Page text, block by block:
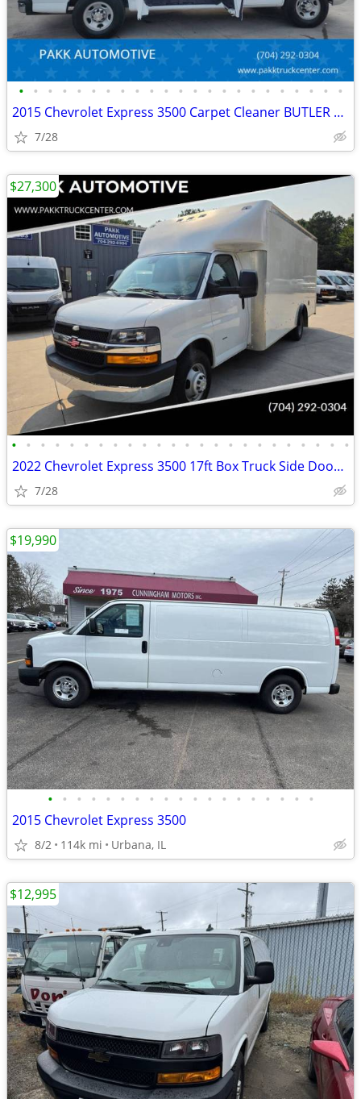
• • • • • • • • • • • • • • • • • • • • • • •
2015 Chevrolet Express 3500 Carpet Cleaner BUTLER CLEANING SYSTEM
7/28
• • • • • • • • • • • • • • • • • • • • • • • •
2022 Chevrolet Express 3500 17ft Box Truck Side Door Delivery Van
7/28
$27,300
• • • • • • • • • • • • • • • • • • •
2015 Chevrolet Express 3500
8/2 114k mi Urbana, IL
$19,990
$12,995